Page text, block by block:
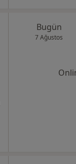
Bugün
7 Ağustos